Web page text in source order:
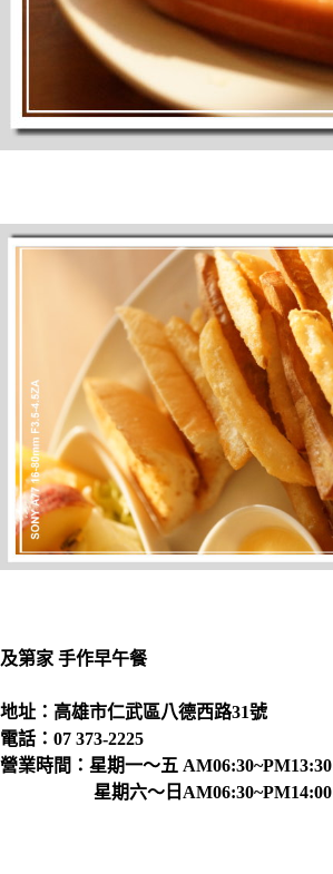
及第家 手作早午餐
地址：高雄市仁武區八德西路31號
電話：07 373-2225
營業時間：星期一～五 AM06:30~PM13:30
星期六～日AM06:30~PM14:00